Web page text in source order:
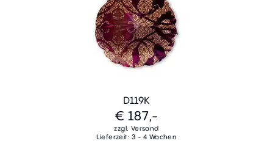
D119K
€ 187,-
zzgl. Versand
Lieferzeit: 3 - 4 Wochen